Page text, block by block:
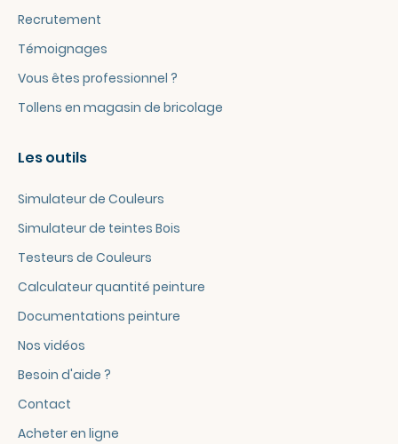
Recrutement
Témoignages
Vous êtes professionnel ?
Tollens en magasin de bricolage
Les outils
Simulateur de Couleurs
Simulateur de teintes Bois
Testeurs de Couleurs
Calculateur quantité peinture
Documentations peinture
Nos vidéos
Besoin d'aide ?
Contact
Acheter en ligne